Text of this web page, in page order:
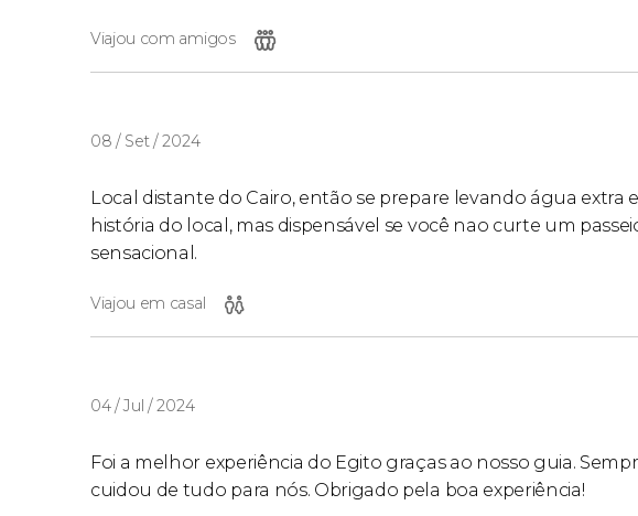
Viajou com amigos
08 / Set / 2024
Local distante do Cairo, então se prepare levando água extra
história do local, mas dispensável se você nao curte um
sensacional.
Viajou em casal
04 / Jul / 2024
Foi a melhor experiência do Egito graças ao nosso guia.
cuidou de tudo para nós. Obrigado pela boa experiência!